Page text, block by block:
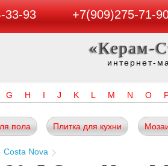
33-93 +7(909)275-71-
«Керам-
интернет-
G H I J K L M N O
пола Плитка для кухни
Costa Nova